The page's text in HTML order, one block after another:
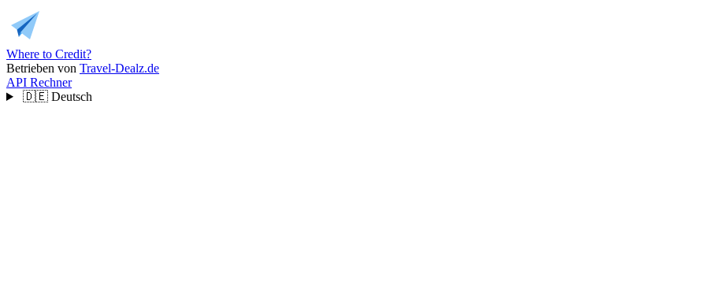
Where to Credit?
Betrieben von Travel-Dealz.de
API Rechner
🇩🇪 Deutsch